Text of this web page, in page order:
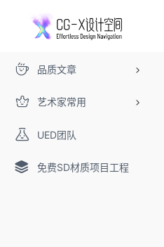
品质文章
艺术家常用
UED团队
免费SD材质项目工程